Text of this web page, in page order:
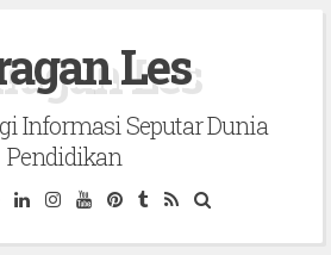
Les
Informasi Seputar Dunia
Pendidikan